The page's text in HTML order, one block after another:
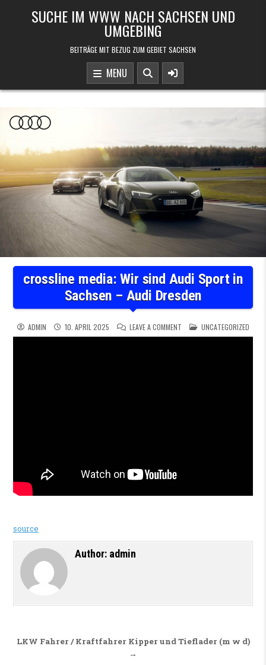
SUCHE IM WWW NACH SACHSEN UND
UMGEBING
BEITRÄGE MIT BEZUG ZUM GEBIET SACHSEN
MENU
crossline media: Wir sind Audi Sport in
Sachsen – Audi Dresden
ADMIN 10. APRIL 2025 LEAVE A COMMENTON CROSSLINE MEDIA: WIR
POSTED IN
UNCATEGORIZED
source
Author: admin
Beitragsnavigation
LKW Fahrer / Kraftfahrer Kipper und Tieflader (m w d)
→